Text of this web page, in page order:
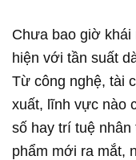
Chưa bao giờ khái
hiện với tần suất
Từ công nghệ, tài
xuất, lĩnh vực nào
số hay trí tuệ
phẩm mới ra mắt,